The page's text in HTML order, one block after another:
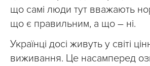
що самі люди тут вважають
що є правильним, а що – ні.
Українці досі живуть у світі
виживання. Це насамперед